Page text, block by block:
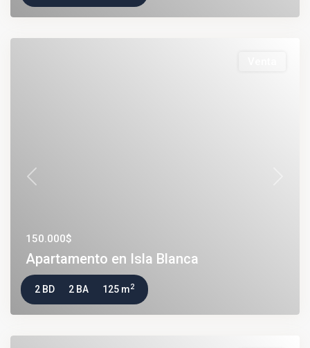
Previous
150.000$
Apartamento en Isla Blanca
2 BD 2 BA 125 m2